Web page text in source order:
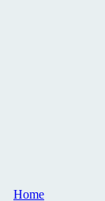
Home